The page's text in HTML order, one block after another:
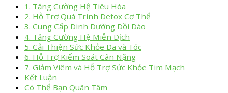
1. Tăng Cường Hệ Tiêu Hóa
2. Hỗ Trợ Quá Trình Detox Cơ Thể
3. Cung Cấp Dinh Dưỡng Dồi Dào
4. Tăng Cường Hệ Miễn Dịch
5. Cải Thiện Sức Khỏe Da và Tóc
6. Hỗ Trợ Kiểm Soát Cân Nặng
7. Giảm Viêm và Hỗ Trợ Sức Khỏe Tim Mạch
Kết Luận
Có Thể Bạn Quân Tâm